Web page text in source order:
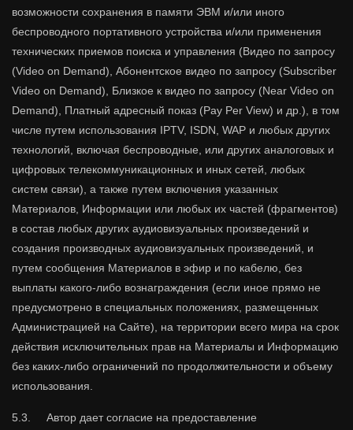
возможности сохранения в памяти ЭВМ и/или иного
беспроводного портативного устройства и/или применения
технических приемов поиска и управления (Видео по запросу
(Video on Demand), Абонентское видео по запросу (Subscriber
Video on Demand), Близкое к видео по запросу (Near Video on
Demand), Платный адресный показ (Pay Per View) и др.), в том
числе путем использования IPTV, ISDN, WAP и любых других
технологий, включая беспроводные, или других аналоговых и
цифровых телекоммуникационных и иных сетей, любых
систем связи), а также путем включения указанных
Материалов, Информации или любых их частей (фрагментов)
в состав любых других аудиовизуальных произведений и
создания производных аудиовизуальных произведений, и
путем сообщения Материалов в эфир и по кабелю, без
выплаты какого-либо вознаграждения (если иное прямо не
предусмотрено в специальных положениях, размещенных
Администрацией на Сайте), на территории всего мира на срок
действия исключительных прав на Материалы и Информацию
без каких-либо ограничений по продолжительности и объему
использования.
5.3. Автор дает согласие на предоставление